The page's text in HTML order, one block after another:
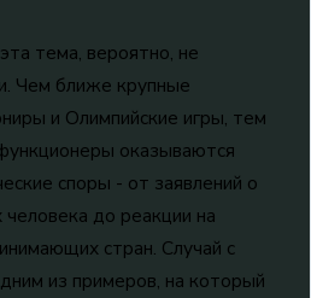
тема, вероятно, не
Чем ближе крупные
и Олимпийские игры, тем
оказываются
споры - от заявлений о
до реакции на
стран. Случай с
из примеров, на который